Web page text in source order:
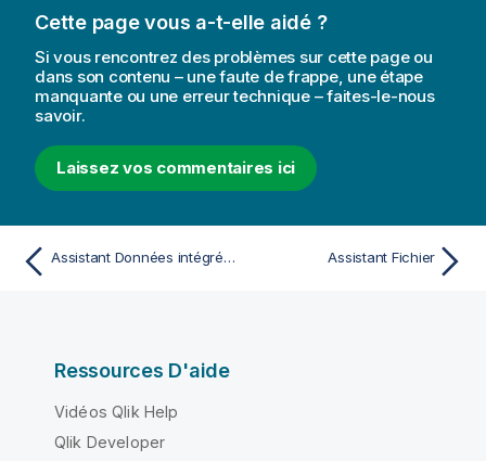
Cette page vous a-t-elle aidé ?
Si vous rencontrez des problèmes sur cette page ou
dans son contenu – une faute de frappe, une étape
manquante ou une erreur technique – faites-le-nous
savoir.
Laissez vos commentaires ici
Assistant Données intégrées Assistant Fichier
Ressources D'aide
Vidéos Qlik Help
Qlik Developer